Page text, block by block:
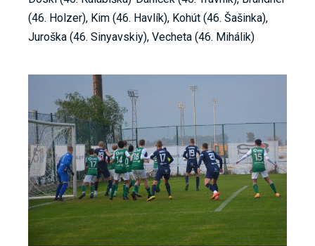
(46. Holzer), Kim (46. Havlík), Kohút (46. Šašinka),
Juroška (46. Sinyavskiy), Vecheta (46. Mihálik)